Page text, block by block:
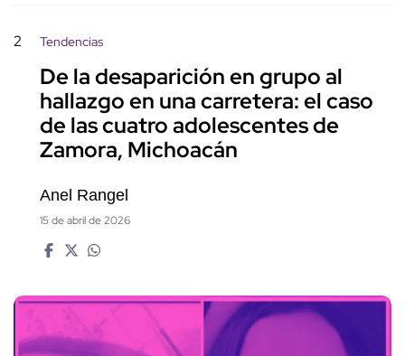
2 Tendencias
De la desaparición en grupo al
hallazgo en una carretera: el caso
de las cuatro adolescentes de
Zamora, Michoacán
Anel Rangel
15 de abril de 2026